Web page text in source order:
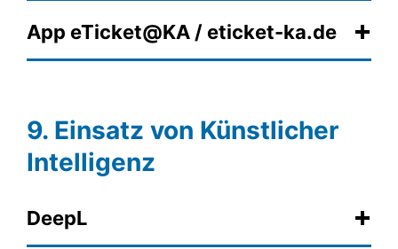
App eTicket@KA / eticket-ka.de
9. Einsatz von Künstlicher
Intelligenz
DeepL